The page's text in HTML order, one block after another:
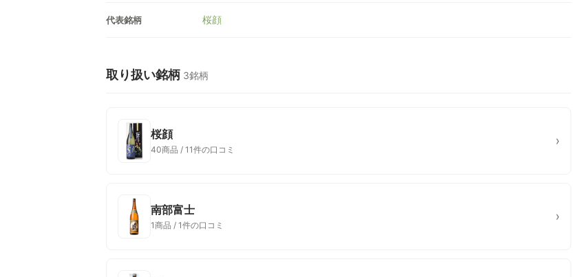
代表銘柄 桜顔
取り扱い銘柄 3銘柄
桜顔
40商品 / 11件の口コミ
›
南部富士
1商品 / 1件の口コミ
›